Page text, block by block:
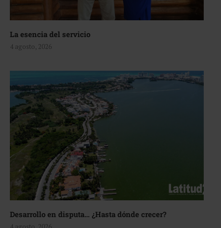
La esencia del servicio
4 agosto, 2026
Desarrollo en disputa… ¿Hasta dónde crecer?